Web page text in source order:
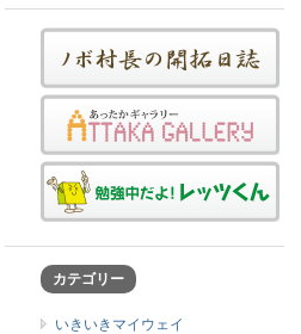
カテゴリー
いきいきマイウェイ